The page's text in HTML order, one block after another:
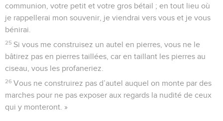
communion, votre petit et votre gros bétail ; en tout lieu où
je rappellerai mon souvenir, je viendrai vers vous et je vous
bénirai.
25 Si vous me construisez un autel en pierres, vous ne le
bâtirez pas en pierres taillées, car en taillant les pierres au
ciseau, vous les profaneriez.
26 Vous ne construirez pas d’autel auquel on monte par des
marches pour ne pas exposer aux regards la nudité de ceux
qui y monteront. »